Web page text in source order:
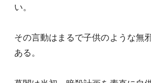
い。
その言動はまるで子供のような無
ある。